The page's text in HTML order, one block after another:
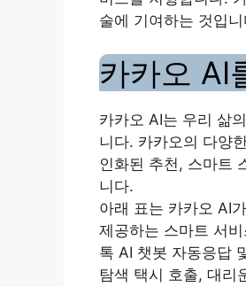
술에 기여하는 것입니
카카오 AI
카카오 AI는 우리 삶
니다. 카카오의 다양
인화된 추천, 스마트
니다.
아래 표는 카카오 AI
제공하는 스마트 서
톡 AI 챗봇 자동응답
탐색 택시 호출, 대리